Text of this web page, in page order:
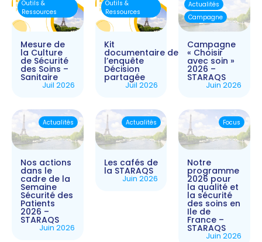
Mesure de
la Culture
de Sécurité
des Soins –
Sanitaire
Juil 2026
Outils &
Ressources
Kit
documentaire de
l’enquête
Décision
partagée
Juil 2026
Outils &
Ressources
Campagne
« Choisir
avec soin »
2026 –
STARAQS
Juin 2026
Actualités
Campagne
Nos actions
dans le
cadre de la
Semaine
Sécurité des
Patients
2026 –
STARAQS
Juin 2026
Actualités
Les cafés de
la STARAQS
Juin 2026
Actualités
Notre
programme
2026 pour
la qualité et
la sécurité
des soins en
Ile de
France –
STARAQS
Juin 2026
Focus